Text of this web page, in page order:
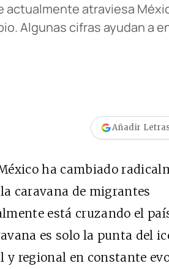
actualmente atraviesa
Algunas cifras ayudan a
Añadir
ha cambiado
caravana de migrantes
está cruzando el
es solo la punta del
regional en constante